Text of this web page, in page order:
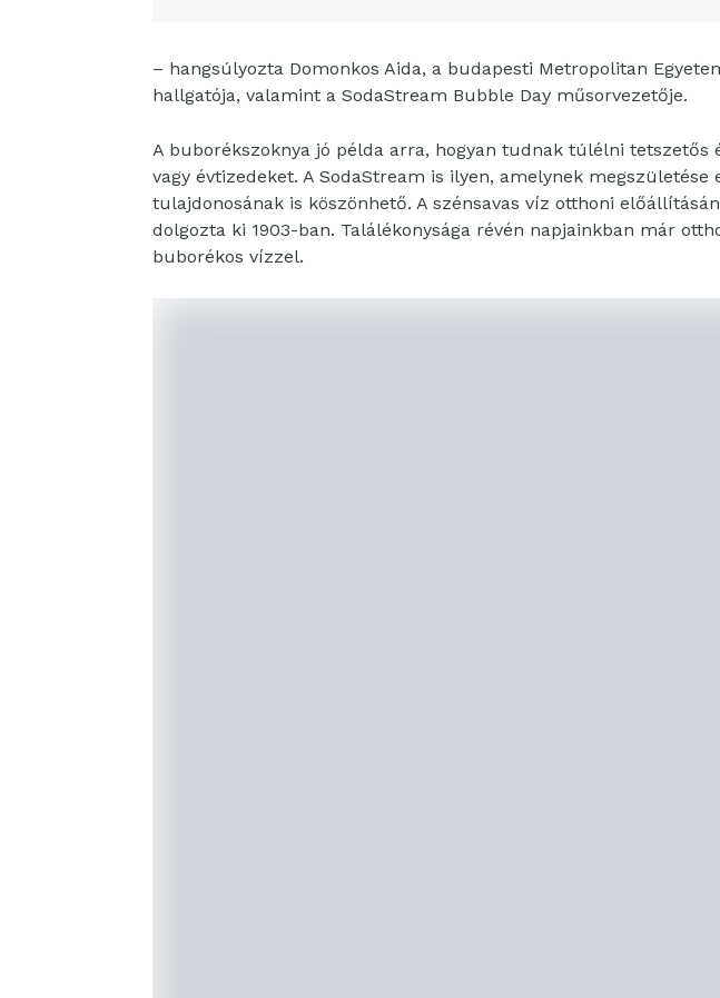
– hangsúlyozta Domonkos Aida, a budapesti Metropolitan
hallgatója, valamint a SodaStream Bubble Day műsorvezetője.
A buborékszoknya jó példa arra, hogyan tudnak túlélni tetszetős
vagy évtizedeket. A SodaStream is ilyen, amelynek megszületése
tulajdonosának is köszönhető. A szénsavas víz otthoni
dolgozta ki 1903-ban. Találékonysága révén napjainkban már
buborékos vízzel.